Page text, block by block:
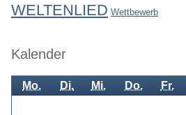
WELTENLIED Wettbewerb
Kalender
Mo. Di. Mi. Do. Fr.